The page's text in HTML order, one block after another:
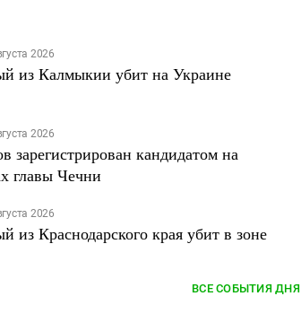
2026
из Калмыкии убит на Украине
2026
зарегистрирован кандидатом на
главы Чечни
2026
из Краснодарского края убит в зоне
ВСЕ СОБЫТИЯ ДНЯ